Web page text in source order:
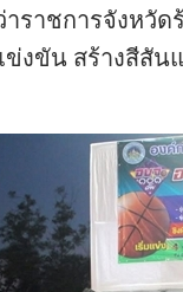
ราชการจังหวั
งขัน สร้างสีสั